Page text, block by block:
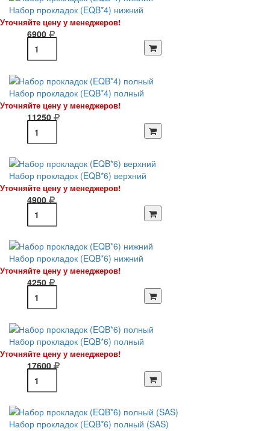
Набор прокладок (EQB*4) нижний
Уточняйте цену у менеджеров!
6900
Набор прокладок (EQB*4) полный
Уточняйте цену у менеджеров!
11250
Набор прокладок (EQB*6) верхний
Уточняйте цену у менеджеров!
4900
Набор прокладок (EQB*6) нижний
Уточняйте цену у менеджеров!
4250
Набор прокладок (EQB*6) полный
Уточняйте цену у менеджеров!
17600
Набор прокладок (EQB*6) полный (SAS)